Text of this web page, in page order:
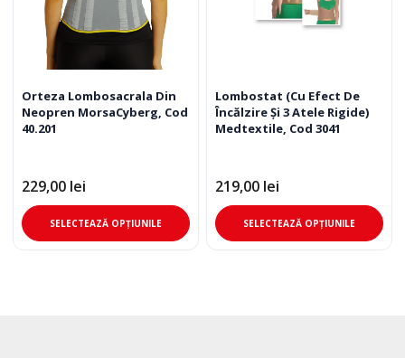
Orteza Lombosacrala Din
Neopren MorsaCyberg, Cod
40.201
229,00 lei
SELECTEAZĂ OPȚIUNILE
Acest
produs
Lombostat (Cu Efect De
Încălzire Şi 3 Atele Rigide)
Medtextile, Cod 3041
219,00 lei
SELECTEAZĂ OPȚIUNILE